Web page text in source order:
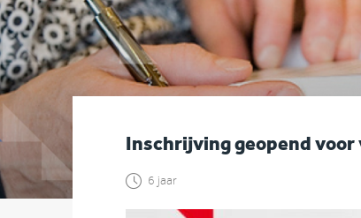
Inschrijving geopend voor
6 jaar